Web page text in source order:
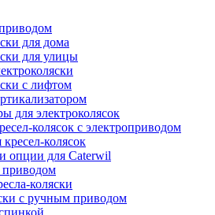
для дома
для улицы
с лифтом
для электроколясок
колясок с электроприводом
кресел-колясок
опции для Caterwil
коляски
с ручным приводом